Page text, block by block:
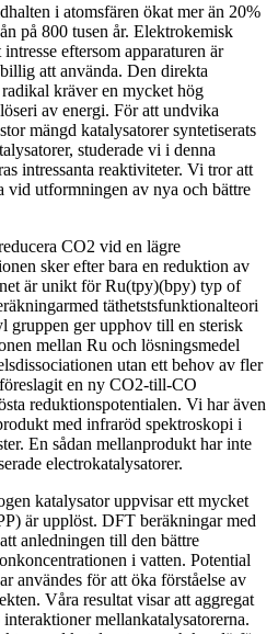
i atomsfären ökat mer än 20%
på 800 tusen år. Elektrokemisk
eftersom apparaturen är
att använda. Den direkta
kräver en mycket hög
av energi. För att undvika
mängd katalysatorer syntetiserats
studerade vi i denna
intressanta reaktiviteter. Vi tror att
vid utformningen av nya och bättre
CO2 vid en lägre
sker efter bara en reduktion av
är unikt för Ru(tpy)(bpy) typ of
täthetstsfunktionalteori
gruppen ger upphov till en sterisk
mellan Ru och lösningsmedel
utan ett behov av fler
en ny CO2-till-CO
reduktionspotentialen. Vi har även
med infraröd spektroskopi i
En sådan mellanprodukt har inte
electrokatalysatorer.
katalysator uppvisar ett mycket
är upplöst. DFT beräkningar med
anledningen till den bättre
i vatten. Potential
användes för att öka förståelse av
Våra resultat visar att aggregat
mellankatalysatorerna.